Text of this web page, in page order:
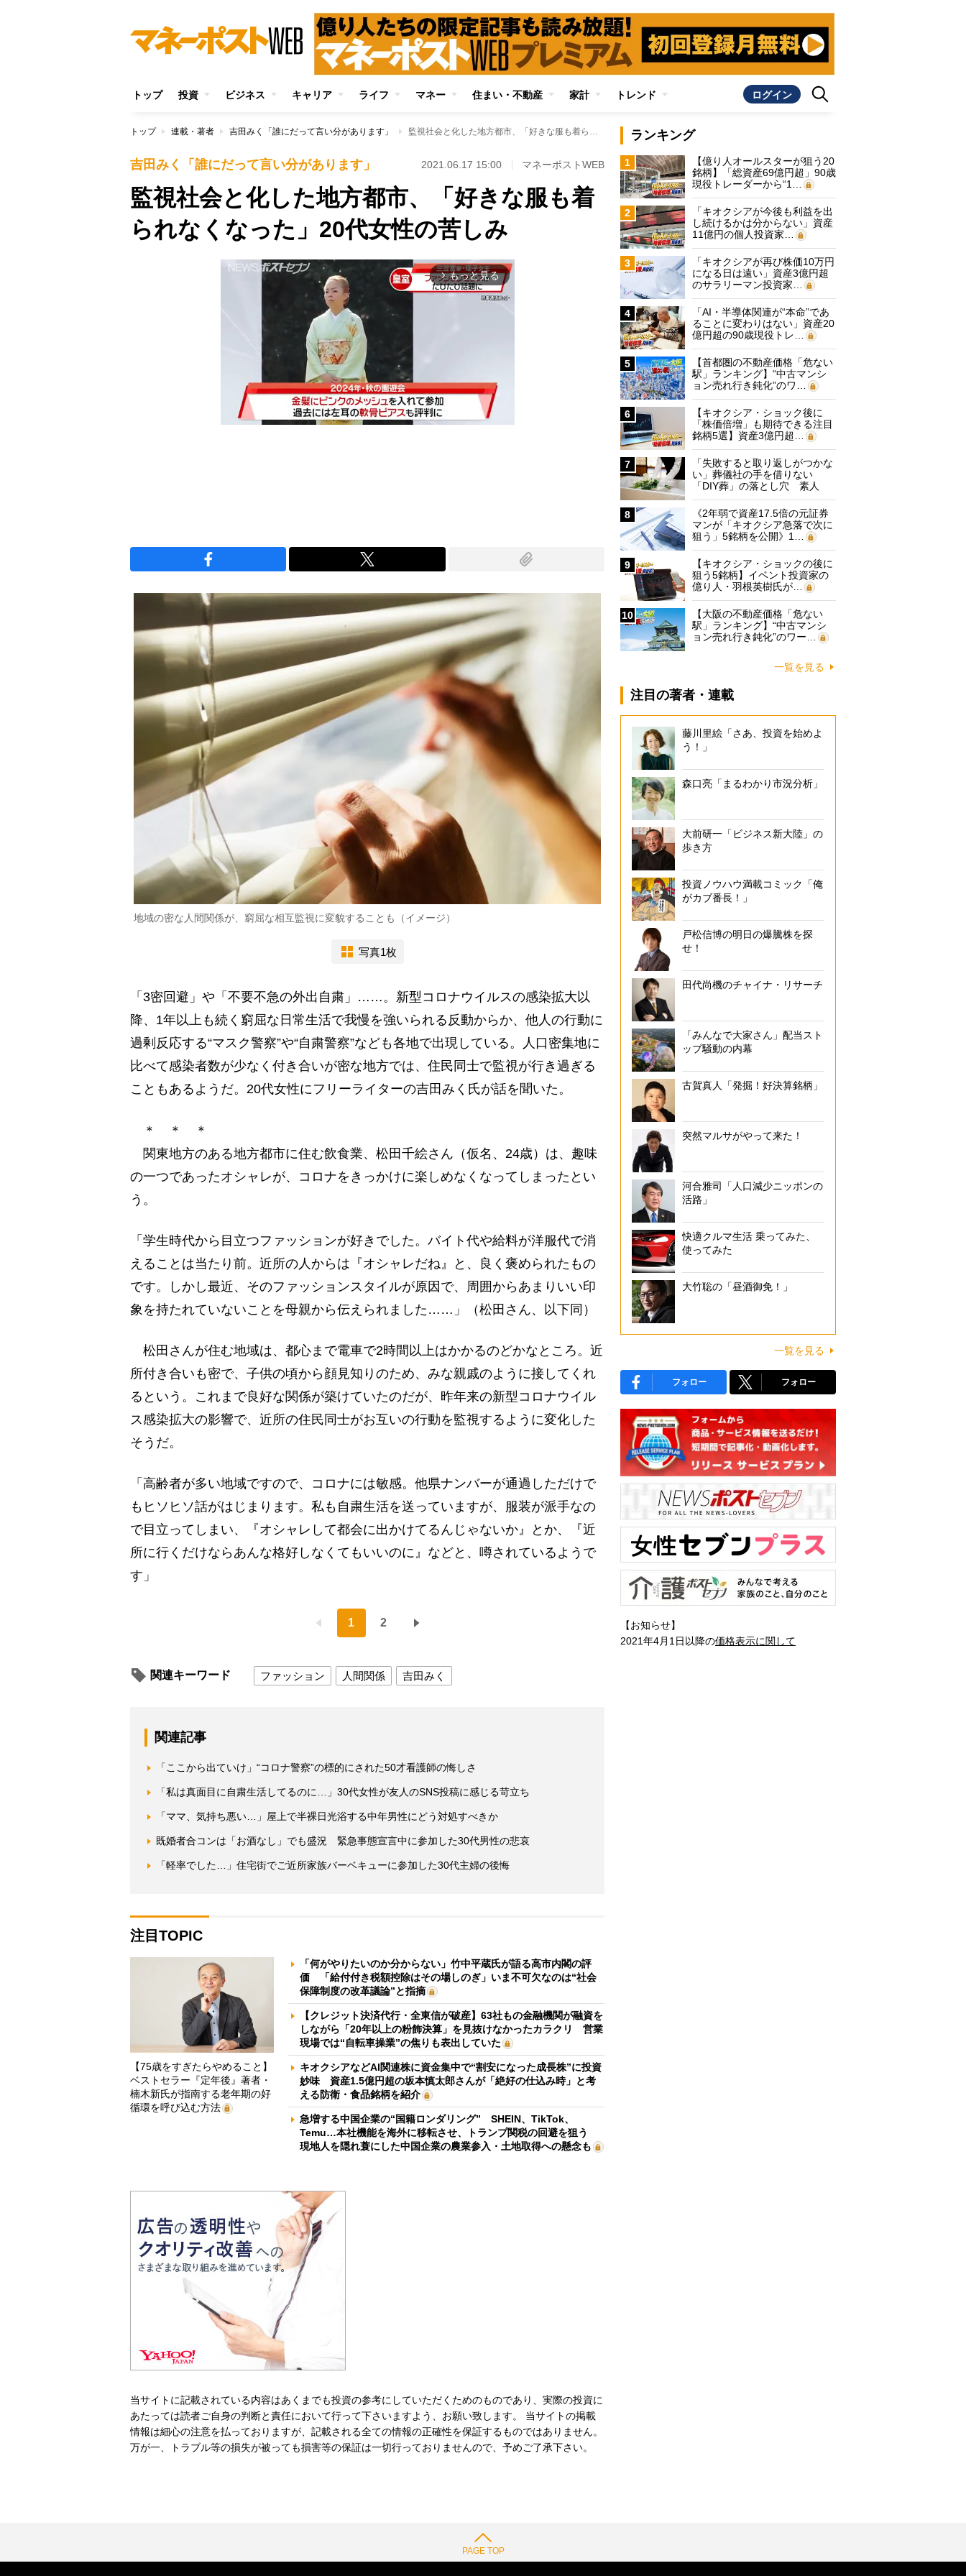
トップ 投資 ビジネス キャリア ライフ マネー 住まい・不動産 家計 トレンド ログイン
トップ 連載・著者 吉田みく「誰にだって言い分があります」 監視社会と化した地方都市、「好きな服も着られなくなった」20代女性の苦しみ
吉田みく「誰にだって言い分があります」 2021.06.17 15:00 マネーポストWEB
監視社会と化した地方都市、「好きな服も着
られなくなった」20代女性の苦しみ
arrow_forward_ios もっと見る
地域の密な人間関係が、窮屈な相互監視に変貌することも（イメージ）
写真1枚
「3密回避」や「不要不急の外出自粛」……。新型コロナウイルスの感染拡大以
降、1年以上も続く窮屈な日常生活で我慢を強いられる反動からか、他人の行動に
過剰反応する“マスク警察”や“自粛警察”なども各地で出現している。人口密集地に
比べて感染者数が少なく付き合いが密な地方では、住民同士で監視が行き過ぎる
こともあるようだ。20代女性にフリーライターの吉田みく氏が話を聞いた。
＊ ＊ ＊
関東地方のある地方都市に住む飲食業、松田千絵さん（仮名、24歳）は、趣味
の一つであったオシャレが、コロナをきっかけに楽しめなくなってしまったとい
う。
「学生時代から目立つファッションが好きでした。バイト代や給料が洋服代で消
えることは当たり前。近所の人からは『オシャレだね』と、良く褒められたもの
です。しかし最近、そのファッションスタイルが原因で、周囲からあまりいい印
象を持たれていないことを母親から伝えられました……」（松田さん、以下同）
松田さんが住む地域は、都心まで電車で2時間以上はかかるのどかなところ。近
所付き合いも密で、子供の頃から顔見知りのため、みな親戚のように接してくれ
るという。これまで良好な関係が築けていたのだが、昨年来の新型コロナウイル
ス感染拡大の影響で、近所の住民同士がお互いの行動を監視するように変化した
そうだ。
「高齢者が多い地域ですので、コロナには敏感。他県ナンバーが通過しただけで
もヒソヒソ話がはじまります。私も自粛生活を送っていますが、服装が派手なの
で目立ってしまい、『オシャレして都会に出かけてるんじゃないか』とか、『近
所に行くだけならあんな格好しなくてもいいのに』などと、噂されているようで
す」
1 2
関連キーワード ファッション 人間関係 吉田みく
関連記事
「ここから出ていけ」“コロナ警察”の標的にされた50才看護師の悔しさ
「私は真面目に自粛生活してるのに…」30代女性が友人のSNS投稿に感じる苛立ち
「ママ、気持ち悪い…」屋上で半裸日光浴する中年男性にどう対処すべきか
既婚者合コンは「お酒なし」でも盛況 緊急事態宣言中に参加した30代男性の悲哀
「軽率でした…」住宅街でご近所家族バーベキューに参加した30代主婦の後悔
注目TOPIC
【75歳をすぎたらやめること】
ベストセラー『定年後』著者・
楠木新氏が指南する老年期の好
循環を呼び込む方法
「何がやりたいのか分からない」竹中平蔵氏が語る高市内閣の評
価 「給付付き税額控除はその場しのぎ」いま不可欠なのは“社会
保障制度の改革議論”と指摘
【クレジット決済代行・全東信が破産】63社もの金融機関が融資を
しながら「20年以上の粉飾決算」を見抜けなかったカラクリ 営業
現場では“自転車操業”の焦りも表出していた
キオクシアなどAI関連株に資金集中で“割安になった成長株”に投資
妙味 資産1.5億円超の坂本慎太郎さんが「絶好の仕込み時」と考
える防衛・食品銘柄を紹介
急増する中国企業の“国籍ロンダリング” SHEIN、TikTok、
Temu…本社機能を海外に移転させ、トランプ関税の回避を狙う
現地人を隠れ蓑にした中国企業の農業参入・土地取得への懸念も
当サイトに記載されている内容はあくまでも投資の参考にしていただくためのものであり、実際の投資に
あたっては読者ご自身の判断と責任において行って下さいますよう、お願い致します。 当サイトの掲載
情報は細心の注意を払っておりますが、記載される全ての情報の正確性を保証するものではありません。
万が一、トラブル等の損失が被っても損害等の保証は一切行っておりませんので、予めご了承下さい。
ランキング
1
【億り人オールスターが狙う20
銘柄】「総資産69億円超」90歳
現役トレーダーから“1…
2
「キオクシアが今後も利益を出
し続けるかは分からない」資産
11億円の個人投資家…
3
「キオクシアが再び株価10万円
になる日は遠い」資産3億円超
のサラリーマン投資家…
4
「AI・半導体関連が“本命”であ
ることに変わりはない」資産20
億円超の90歳現役トレ…
5
【首都圏の不動産価格「危ない
駅」ランキング】“中古マンシ
ョン売れ行き鈍化”のワ…
6
【キオクシア・ショック後に
「株価倍増」も期待できる注目
銘柄5選】資産3億円超…
7
「失敗すると取り返しがつかな
い」葬儀社の手を借りない
「DIY葬」の落とし穴 素人
に…
8
《2年弱で資産17.5倍の元証券
マンが「キオクシア急落で次に
狙う」5銘柄を公開》1…
9
【キオクシア・ショックの後に
狙う5銘柄】イベント投資家の
億り人・羽根英樹氏が…
10
【大阪の不動産価格「危ない
駅」ランキング】“中古マンシ
ョン売れ行き鈍化”のワー…
一覧を見る
注目の著者・連載
藤川里絵「さあ、投資を始めよ
う！」
森口亮「まるわかり市況分析」
大前研一「ビジネス新大陸」の
歩き方
投資ノウハウ満載コミック「俺
がカブ番長！」
戸松信博の明日の爆騰株を探
せ！
田代尚機のチャイナ・リサーチ
「みんなで大家さん」配当スト
ップ騒動の内幕
古賀真人「発掘！好決算銘柄」
突然マルサがやって来た！
河合雅司「人口減少ニッポンの
活路」
快適クルマ生活 乗ってみた、
使ってみた
大竹聡の「昼酒御免！」
一覧を見る
フォロー フォロー
【お知らせ】
2021年4月1日以降の価格表示に関して
PAGE TOP